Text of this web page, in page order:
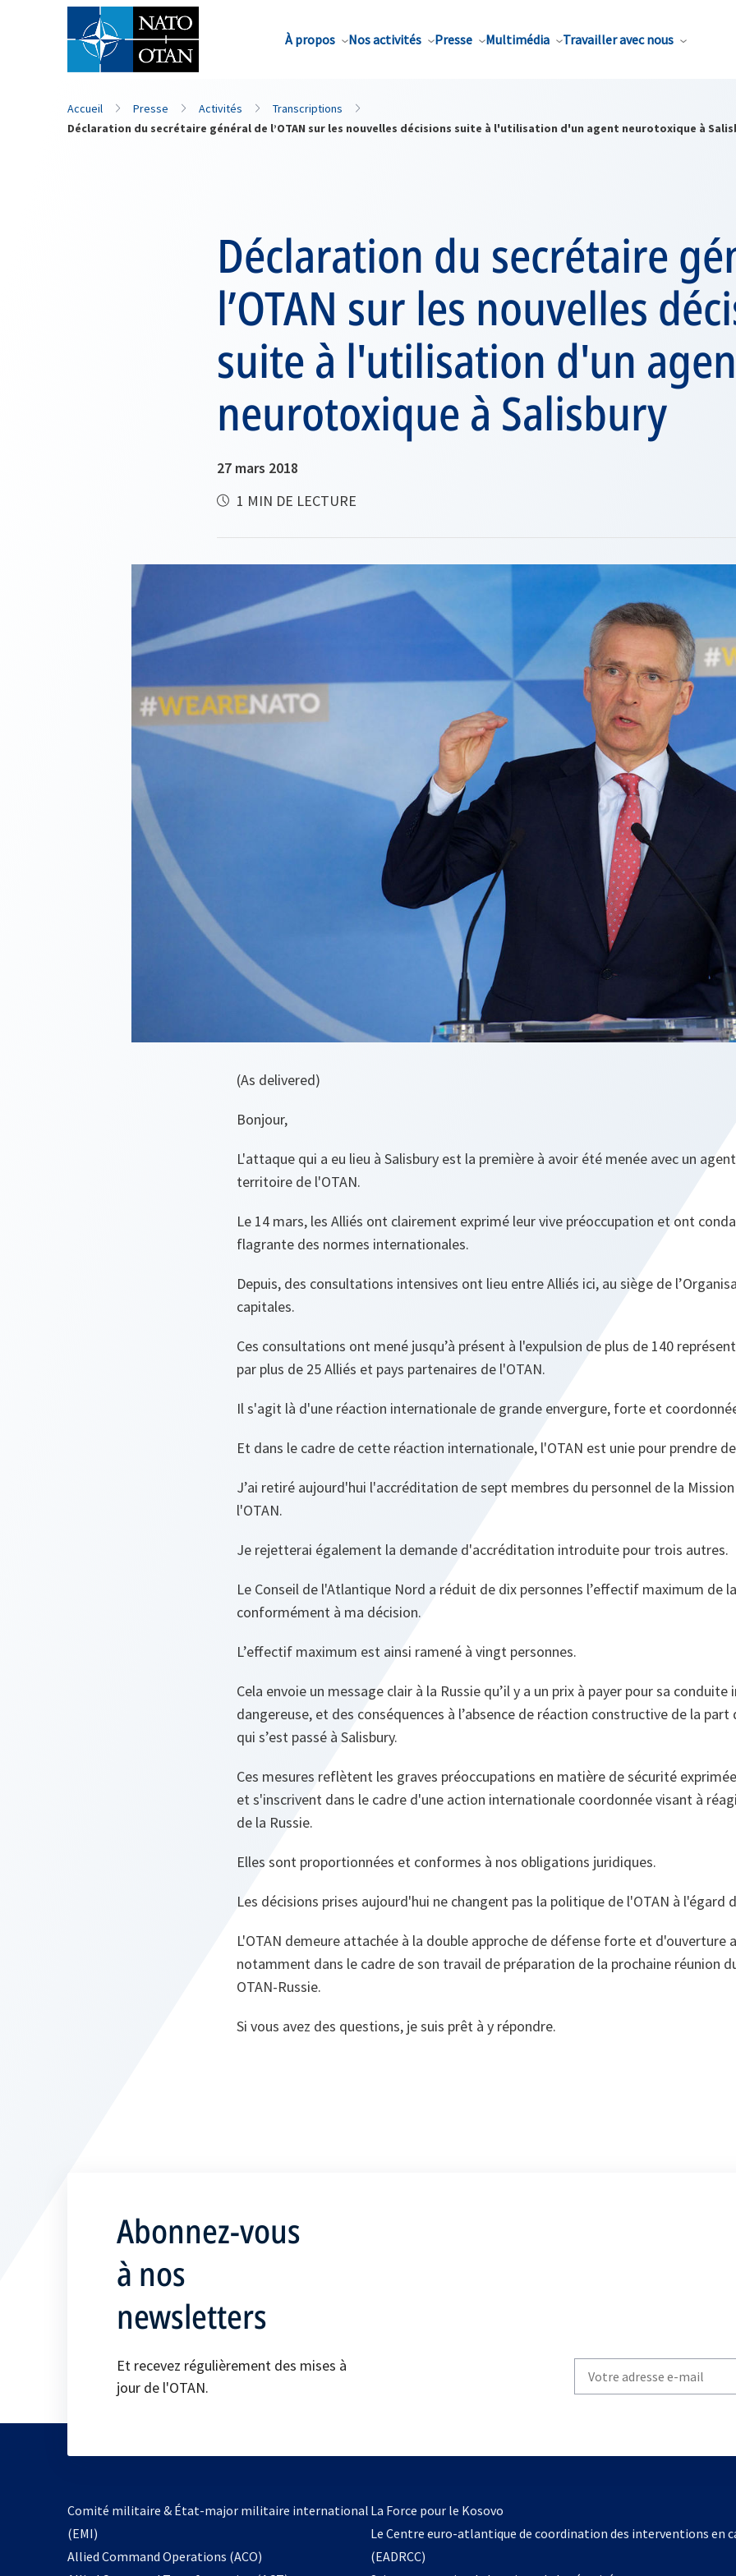
À propos Nos activités Presse Multimédia Travailler avec nous
Nom de famille*
Accueil Presse Activités
Transcriptions
Déclaration du secrétaire général de l’OTAN sur les nouvelles décisions suite à l'utilisation d'un agent neurotoxique à
Déclaration du secrétaire
l’OTAN sur les nouvelles
suite à l'utilisation d'un
neurotoxique à Salisbury
27 mars 2018
1 MIN DE LECTURE
(As delivered)
Bonjour,
L'attaque qui a eu lieu à Salisbury est la première à avoir été menée avec un
territoire de l'OTAN.
Le 14 mars, les Alliés ont clairement exprimé leur vive préoccupation et ont
flagrante des normes internationales.
Depuis, des consultations intensives ont lieu entre Alliés ici, au siège de
capitales.
Ces consultations ont mené jusqu’à présent à l'expulsion de plus de 140
par plus de 25 Alliés et pays partenaires de l'OTAN.
Il s'agit là d'une réaction internationale de grande envergure, forte et
Et dans le cadre de cette réaction internationale, l'OTAN est unie pour prendre
J’ai retiré aujourd'hui l'accréditation de sept membres du personnel de la
l'OTAN.
Je rejetterai également la demande d'accréditation introduite pour trois autres.
Le Conseil de l'Atlantique Nord a réduit de dix personnes l’effectif maximum de
conformément à ma décision.
L’effectif maximum est ainsi ramené à vingt personnes.
Cela envoie un message clair à la Russie qu’il y a un prix à payer pour sa conduite
dangereuse, et des conséquences à l’absence de réaction constructive de la part
qui s’est passé à Salisbury.
Ces mesures reflètent les graves préoccupations en matière de sécurité
et s'inscrivent dans le cadre d'une action internationale coordonnée visant à
de la Russie.
Elles sont proportionnées et conformes à nos obligations juridiques.
Les décisions prises aujourd'hui ne changent pas la politique de l'OTAN à l'égard
L'OTAN demeure attachée à la double approche de défense forte et d'ouverture
notamment dans le cadre de son travail de préparation de la prochaine réunion
OTAN‑Russie.
Si vous avez des questions, je suis prêt à y répondre.
Abonnez-vous
à nos
newsletters
Et recevez régulièrement des mises à
jour de l'OTAN.
your
Comité militaire & État-major militaire international
(EMI)
Allied Command Operations (ACO)
La Force pour le Kosovos’ouvre
dans
Le Centre euro-atlantique de coordination des interventions en
(EADRCC)